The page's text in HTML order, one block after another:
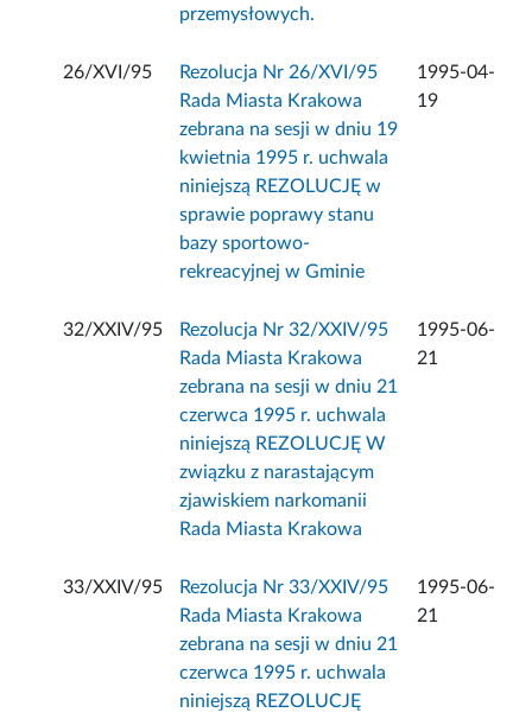
przemysłowych.
26/XVI/95
Rezolucja Nr 26/XVI/95
Rada Miasta Krakowa
zebrana na sesji w dniu 19
kwietnia 1995 r. uchwala
niniejszą REZOLUCJĘ w
sprawie poprawy stanu
bazy sportowo-
rekreacyjnej w Gminie
1995-04-
19
32/XXIV/95
Rezolucja Nr 32/XXIV/95
Rada Miasta Krakowa
zebrana na sesji w dniu 21
czerwca 1995 r. uchwala
niniejszą REZOLUCJĘ W
związku z narastającym
zjawiskiem narkomanii
Rada Miasta Krakowa
1995-06-
21
33/XXIV/95
Rezolucja Nr 33/XXIV/95
Rada Miasta Krakowa
zebrana na sesji w dniu 21
czerwca 1995 r. uchwala
niniejszą REZOLUCJĘ
1995-06-
21